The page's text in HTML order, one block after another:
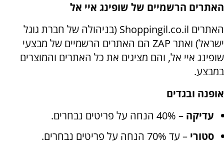
האתרים הרשמיים של שופינג איי אל
האתרים Shoppingil.co.il (בניהולה של חברת גוגל
ישראל) ואתר ZAP הם האתרים הרשמיים של מבצעי
שופינג איי אל, והם מציגים את כל האתרים והמוצרים
במבצע.
אופנה ובגדים
עדיקה – 40% הנחה על פריטים נבחרים
.
סטורי – עד 70% הנחה על פריטים נבחרים
.